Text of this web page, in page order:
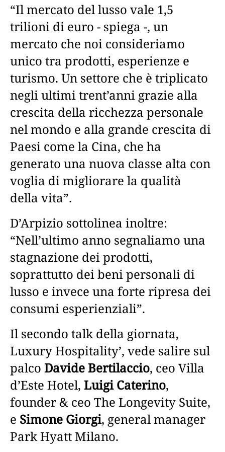
“Il mercato del lusso vale 1,5
trilioni di euro - spiega -, un
mercato che noi consideriamo
unico tra prodotti, esperienze e
turismo. Un settore che è triplicato
negli ultimi trent’anni grazie alla
crescita della ricchezza personale
nel mondo e alla grande crescita di
Paesi come la Cina, che ha
generato una nuova classe alta con
voglia di migliorare la qualità
della vita”.
D’Arpizio sottolinea inoltre:
“Nell’ultimo anno segnaliamo una
stagnazione dei prodotti,
soprattutto dei beni personali di
lusso e invece una forte ripresa dei
consumi esperienziali”.
Il secondo talk della giornata,
Luxury Hospitality’, vede salire sul
palco Davide Bertilaccio, ceo Villa
d’Este Hotel, Luigi Caterino,
founder & ceo The Longevity Suite,
e Simone Giorgi, general manager
Park Hyatt Milano.